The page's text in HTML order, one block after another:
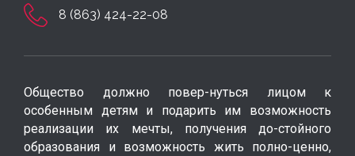
8 (863) 424-22-08
Общество должно повер-нуться лицом к
особенным детям и подарить им возможность
реализации их мечты, получения до-стойного
образования и возможность жить полно-ценно,